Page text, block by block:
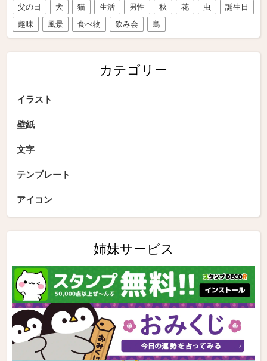
父の日
犬 猫 生活 男性 秋 花 虫
誕生日
趣味
風景 食べ物 飲み会 鳥
カテゴリー
イラスト
壁紙
文字
テンプレート
アイコン
姉妹サービス